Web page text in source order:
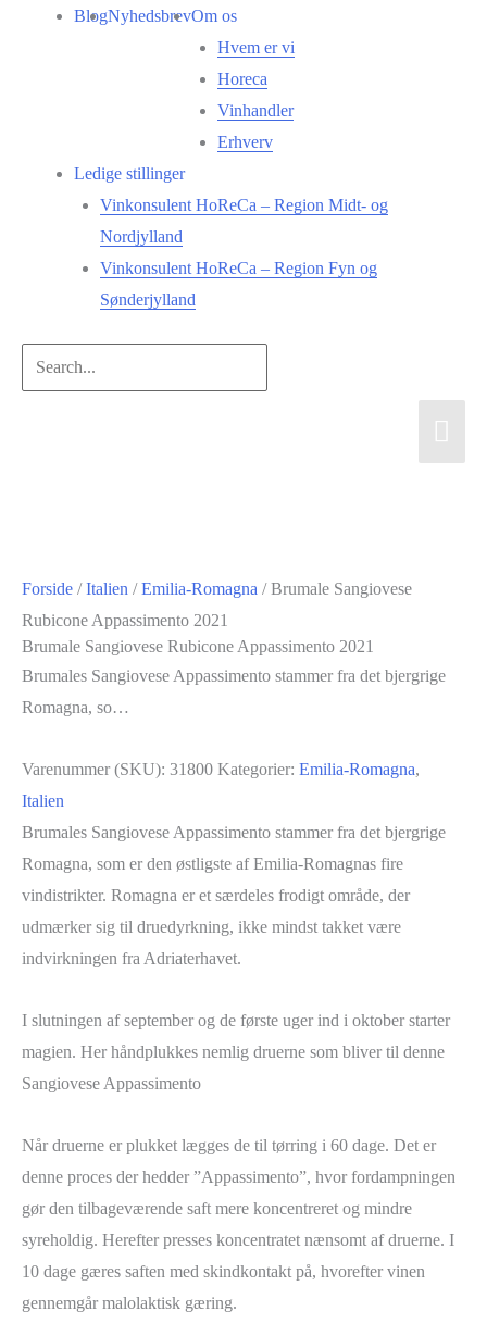
BlogNyhedsbrevOm os
Hvem er vi
Horeca
Vinhandler
Erhverv
Ledige stillinger
Vinkonsulent HoReCa – Region Midt- og
Nordjylland
Vinkonsulent HoReCa – Region Fyn og
Sønderjylland
Search...
Forside /Italien /Emilia-Romagna / Brumale Sangiovese
Rubicone Appassimento 2021
Brumale Sangiovese Rubicone Appassimento 2021
Brumales Sangiovese Appassimento stammer fra det bjergrige
Romagna, so…
Varenummer (SKU): 31800 Kategorier: Emilia-Romagna,
Italien
Brumales Sangiovese Appassimento stammer fra det bjergrige
Romagna, som er den østligste af Emilia-Romagnas fire
vindistrikter. Romagna er et særdeles frodigt område, der
udmærker sig til druedyrkning, ikke mindst takket være
indvirkningen fra Adriaterhavet.
I slutningen af september og de første uger ind i oktober starter
magien. Her håndplukkes nemlig druerne som bliver til denne
Sangiovese Appassimento
Når druerne er plukket lægges de til tørring i 60 dage. Det er
denne proces der hedder ”Appassimento”, hvor fordampningen
gør den tilbageværende saft mere koncentreret og mindre
syreholdig. Herefter presses koncentratet nænsomt af druerne. I
10 dage gæres saften med skindkontakt på, hvorefter vinen
gennemgår malolaktisk gæring.